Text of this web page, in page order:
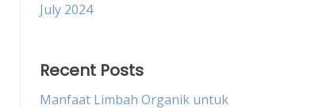
July 2024
Recent Posts
Manfaat Limbah Organik untuk